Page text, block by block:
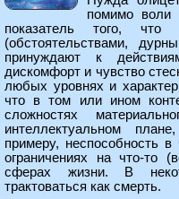
помимо воли
показатель того, что
(обстоятельствами,
принуждают к
дискомфорт и чувство
любых уровнях и
что в том или ином
сложностях
интеллектуальном
примеру, неспособность в
ограничениях на что-то
сферах жизни. В
трактоваться как смерть.